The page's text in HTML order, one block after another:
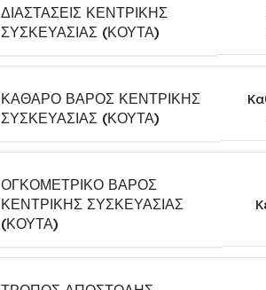
ΔΙΑΣΤΆΣΕΙΣ ΚΕΝΤΡΙΚΉΣ
ΣΥΣΚΕΥΑΣΊΑΣ (ΚΟΎΤΑ)
ΚΑΘΑΡΌ ΒΆΡΟΣ ΚΕΝΤΡΙΚΉΣ
ΣΥΣΚΕΥΑΣΊΑΣ (ΚΟΎΤΑ)
ΟΓΚΟΜΕΤΡΙΚΌ ΒΆΡΟΣ
ΚΕΝΤΡΙΚΉΣ ΣΥΣΚΕΥΑΣΊΑΣ
(ΚΟΎΤΑ)